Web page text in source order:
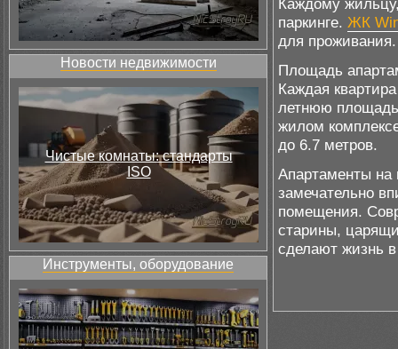
Новости недвижимости
Чистые комнаты: стандарты
ISO
Инструменты, оборудование
Каждому
паркинге. ЖК
для проживания.
Площадь
Каждая
летнюю
жилом
до 6.7 метров.
Апартаменты на
замечательно
помещения.
старины,
сделают жизнь